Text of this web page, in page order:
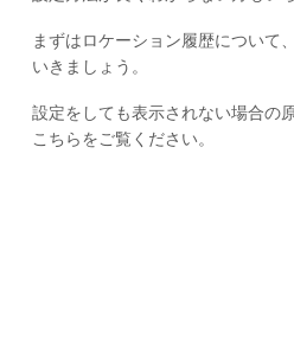
まずはロケーション履歴について
いきましょう。
設定をしても表示されない場合の
こちらをご覧ください。